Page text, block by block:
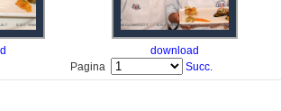
download
Pagina Succ.